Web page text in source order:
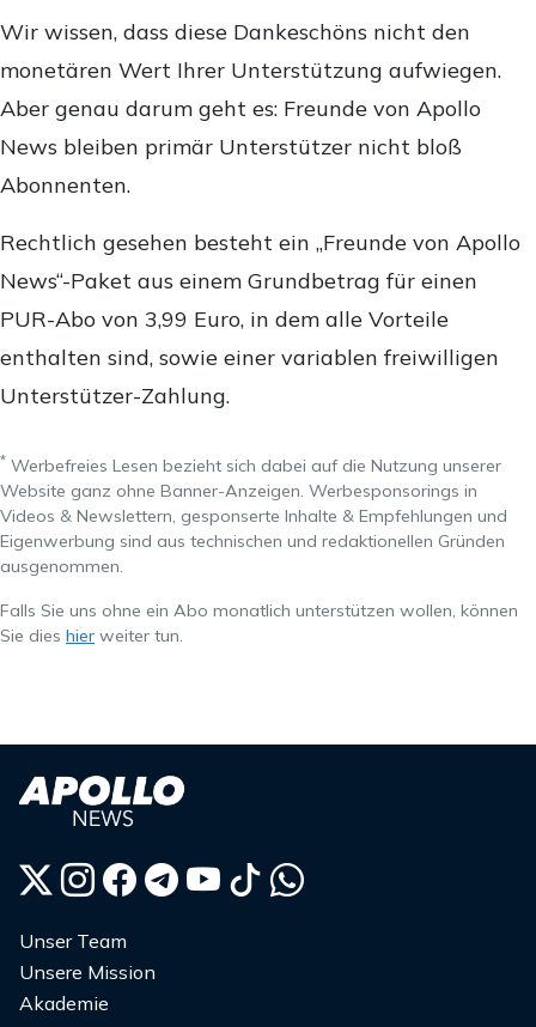
Wir wissen, dass diese Dankeschöns nicht den
monetären Wert Ihrer Unterstützung aufwiegen.
Aber genau darum geht es: Freunde von Apollo
News bleiben primär Unterstützer nicht bloß
Abonnenten.
Rechtlich gesehen besteht ein „Freunde von Apollo
News“-Paket aus einem Grundbetrag für einen
PUR-Abo von 3,99 Euro, in dem alle Vorteile
enthalten sind, sowie einer variablen freiwilligen
Unterstützer-Zahlung.
* Werbefreies Lesen bezieht sich dabei auf die Nutzung unserer
Website ganz ohne Banner-Anzeigen. Werbesponsorings in
Videos & Newslettern, gesponserte Inhalte & Empfehlungen und
Eigenwerbung sind aus technischen und redaktionellen Gründen
ausgenommen.
Falls Sie uns ohne ein Abo monatlich unterstützen wollen, können
Sie dies hier weiter tun.
Unser Team
Unsere Mission
Akademie